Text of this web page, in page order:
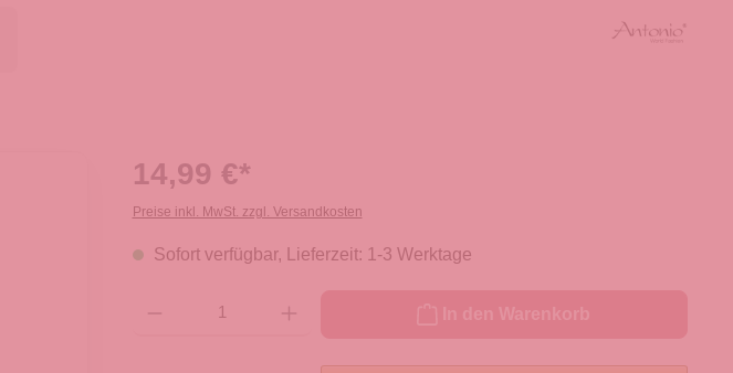
14,99 €*
Preise inkl. MwSt. zzgl. Versandkosten
Sofort verfügbar, Lieferzeit: 1-3 Werktage